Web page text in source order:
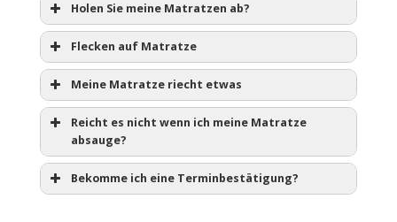
Holen Sie meine Matratzen ab?
Flecken auf Matratze
Meine Matratze riecht etwas
Reicht es nicht wenn ich meine Matratze
absauge?
Bekomme ich eine Terminbestätigung?